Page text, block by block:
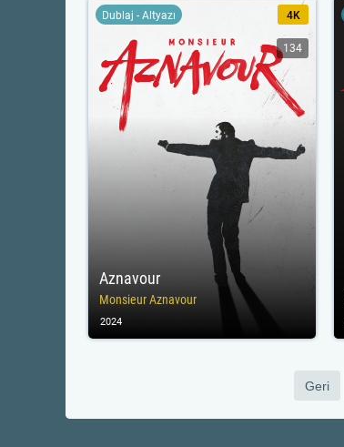
Aznavour
Monsieur Aznavour
Dublaj - Altyazı 4K
134
2024
Geri